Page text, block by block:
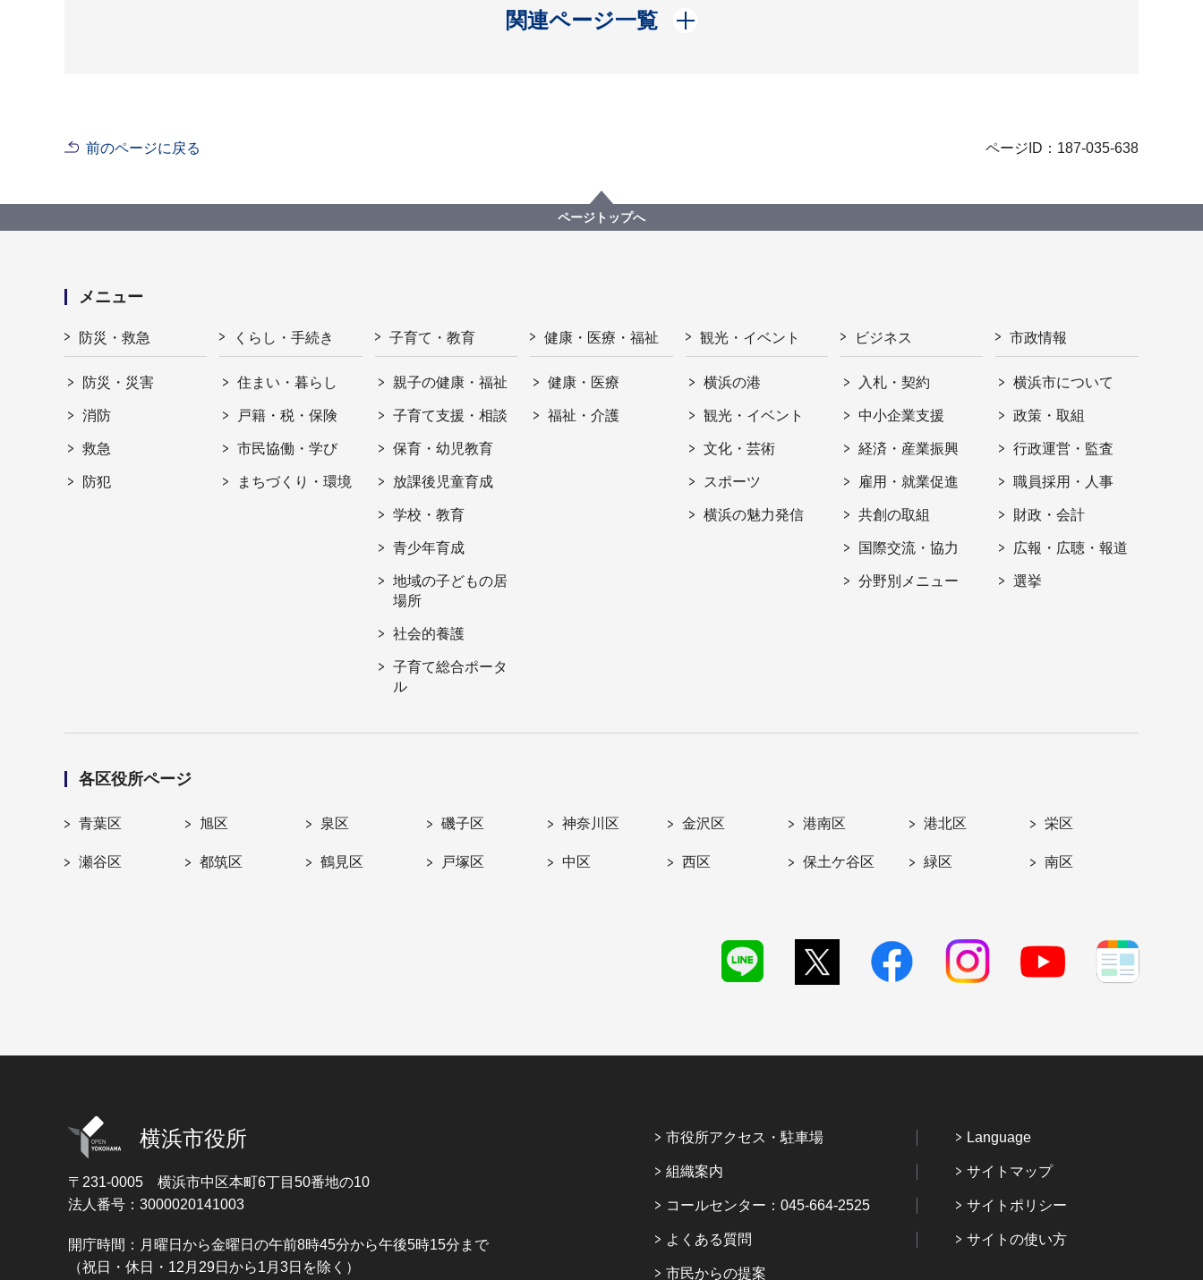
関連ページ一覧
開く
前のページに戻る ページID：187-035-638
ページトップへ
メニュー
防災・救急
防災・災害
消防
救急
防犯
くらし・手続き
住まい・暮らし
戸籍・税・保険
市民協働・学び
まちづくり・環境
子育て・教育
親子の健康・福祉
子育て支援・相談
保育・幼児教育
放課後児童育成
学校・教育
青少年育成
地域の子どもの居
場所
社会的養護
子育て総合ポータ
ル
健康・医療・福祉
健康・医療
福祉・介護
観光・イベント
横浜の港
観光・イベント
文化・芸術
スポーツ
横浜の魅力発信
ビジネス
入札・契約
中小企業支援
経済・産業振興
雇用・就業促進
共創の取組
国際交流・協力
分野別メニュー
市政情報
横浜市について
政策・取組
行政運営・監査
職員採用・人事
財政・会計
広報・広聴・報道
選挙
各区役所ページ
青葉区 旭区 泉区 磯子区 神奈川区 金沢区 港南区 港北区 栄区
瀬谷区 都筑区 鶴見区 戸塚区 中区 西区 保土ケ谷区 緑区 南区
横浜市役所
〒231-0005 横浜市中区本町6丁目50番地の10
法人番号：3000020141003
開庁時間：月曜日から金曜日の午前8時45分から午後5時15分まで
（祝日・休日・12月29日から1月3日を除く）
市役所アクセス・駐車場
組織案内
コールセンター：045-664-2525
よくある質問
市民からの提案
Language
サイトマップ
サイトポリシー
サイトの使い方